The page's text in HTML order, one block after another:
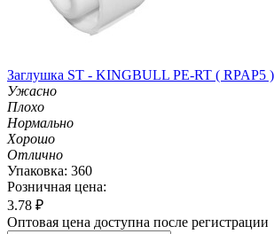
Заглушка ST - KINGBULL PE-RT ( RPAP5
Ужасно
Плохо
Нормально
Хорошо
Отлично
Упаковка: 360
Розничная цена:
3.78 ₽
Оптовая цена доступна после регистрации